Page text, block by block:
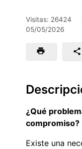
Visitas: 26424
05/05/2026
¿Qué
compromiso?
Existe una